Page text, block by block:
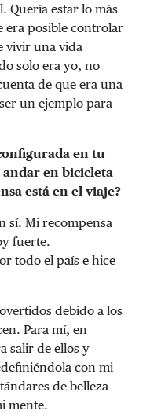
Quería estar lo más
era posible controlar
vivir una vida
solo era yo, no
de que era una
un ejemplo para
en tu
en bicicleta
está en el viaje?
sí. Mi recompensa
fuerte.
todo el país e hice
debido a los
Para mí, en
salir de ellos y
con mi
de belleza
mente.